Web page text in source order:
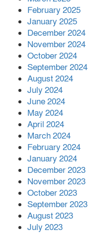
February 2025
January 2025
December 2024
November 2024
October 2024
September 2024
August 2024
July 2024
June 2024
May 2024
April 2024
March 2024
February 2024
January 2024
December 2023
November 2023
October 2023
September 2023
August 2023
July 2023